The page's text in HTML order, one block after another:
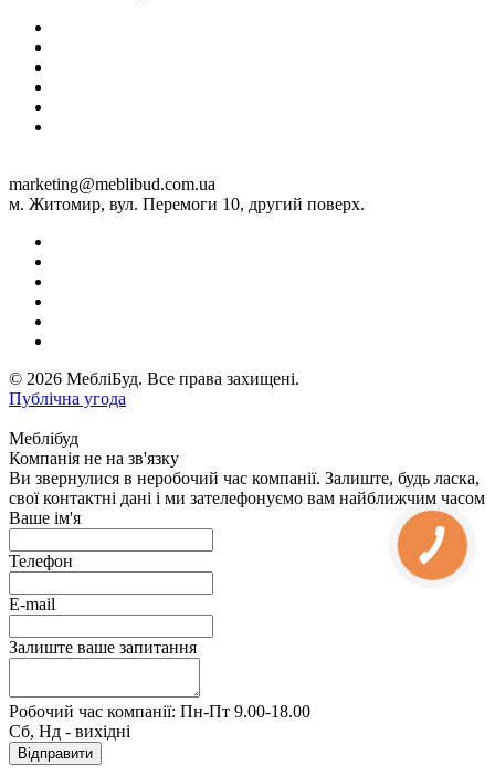
marketing@meblibud.com.ua
м. Житомир, вул. Перемоги 10, другий поверх.
© 2026 МебліБуд. Все права захищені.
Публічна угода
Меблібуд
Компанія не на зв'язку
Ви звернулися в неробочий час компанії. Залиште, будь ласка,
свої контактні дані і ми зателефонуємо вам найближчим часом
Ваше ім'я
Телефон
E-mail
Залиште ваше запитання
Робочий час компанії: Пн-Пт 9.00-18.00
Сб, Нд - вихідні